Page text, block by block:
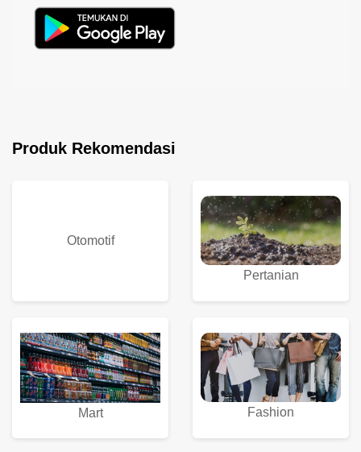
Produk Rekomendasi
Otomotif
Pertanian
Mart Fashion